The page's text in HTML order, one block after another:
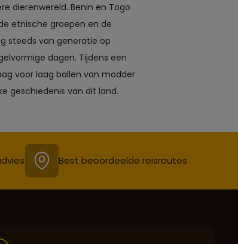
dierenwereld. Benin en Togo
etnische groepen en de
steeds van generatie op
dagen. Tijdens een
voor laag ballen van modder
geschiedenis van dit land.
Best beoordeelde reisroutes